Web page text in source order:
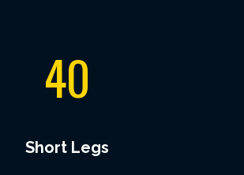
40
Short Legs